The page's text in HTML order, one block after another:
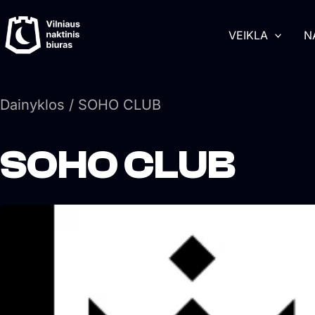
prie
turinio
VEIKLA
Dainyklos / SOHO CLUB
SOHO CLUB